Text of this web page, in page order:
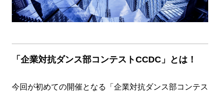
「企業対抗ダンス部コンテストCCDC」とは！
今回が初めての開催となる「企業対抗ダンス部コンテス